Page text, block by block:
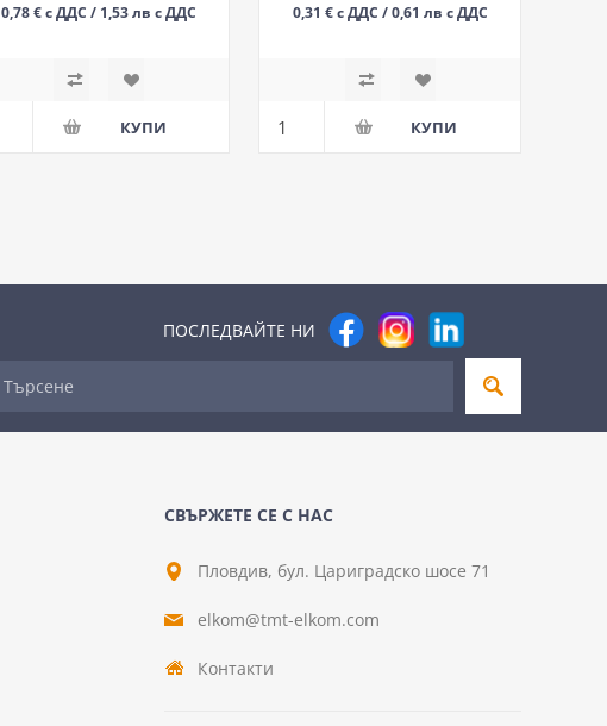
0,78 € с ДДС / 1,53 лв с ДДС 0,31 € с ДДС / 0,61 лв с ДДС
ПОСЛЕДВАЙТЕ НИ
СВЪРЖЕТЕ СЕ С НАС
Пловдив, бул. Цариградско шосе 71
elkom@tmt-elkom.com
Контакти